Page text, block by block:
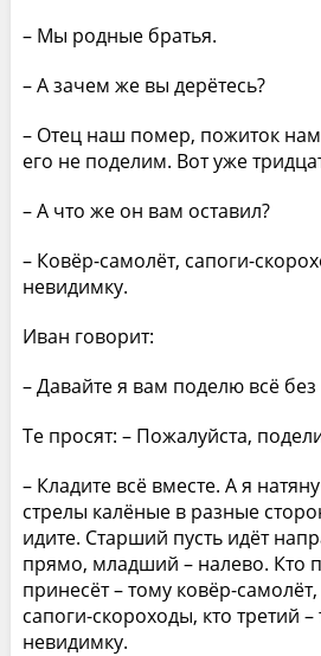
– Мы родные братья.
– А зачем же вы дерётесь?
– Отец наш помер, пожиток
его не поделим. Вот уже
– А что же он вам оставил?
– Ковёр-самолёт, сапоги-
невидимку.
Иван говорит:
– Давайте я вам поделю всё
Те просят: – Пожалуйста,
– Кладите всё вместе. А я
стрелы калёные в разные
идите. Старший пусть идёт
прямо, младший – налево. Кто
принесёт – тому ковёр-
сапоги-скороходы, кто третий
невидимку.